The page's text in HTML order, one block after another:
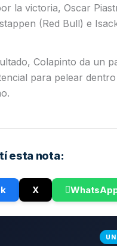
la victoria, Oscar
(Red Bull) e
Colapinto da un
para pelear
esta nota:
X